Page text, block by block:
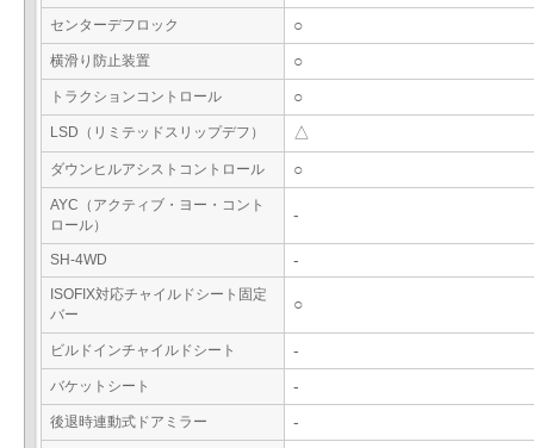
センターデフロック ○
横滑り防止装置 ○
トラクションコントロール ○
LSD（リミテッドスリップデフ） △
ダウンヒルアシストコントロール ○
AYC（アクティブ・ヨー・コント
ロール）
-
SH-4WD -
ISOFIX対応チャイルドシート固定
バー
○
ビルドインチャイルドシート -
バケットシート -
後退時連動式ドアミラー -